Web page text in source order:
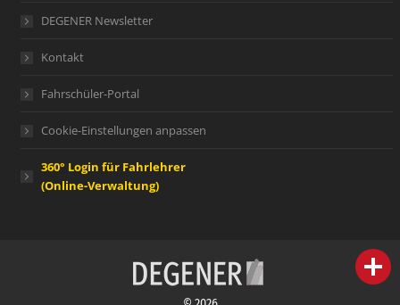
DEGENER Newsletter
Kontakt
Fahrschüler-Portal
Cookie-Einstellungen anpassen
360° Login für Fahrlehrer
(Online-Verwaltung)
person IHR FACHBERATER